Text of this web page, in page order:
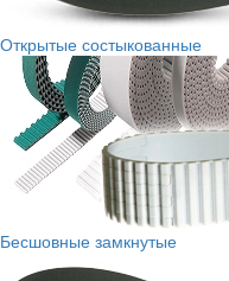
Открытые состыкованные
Бесшовные замкнутые